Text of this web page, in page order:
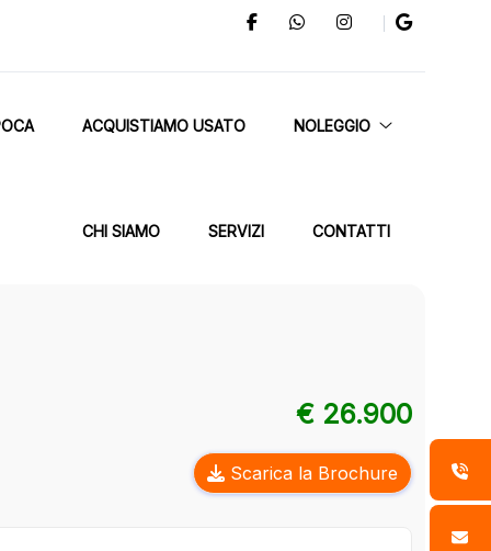
ACQUISTIAMO USATO NOLEGGIO
CHI SIAMO SERVIZI CONTATTI
€ 26.900
Scarica la Brochure